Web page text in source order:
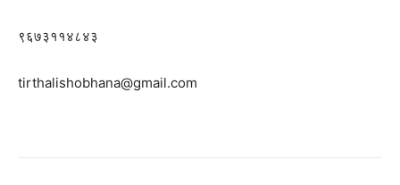
९६७३११४८४३
tirthalishobhana@gmail.com